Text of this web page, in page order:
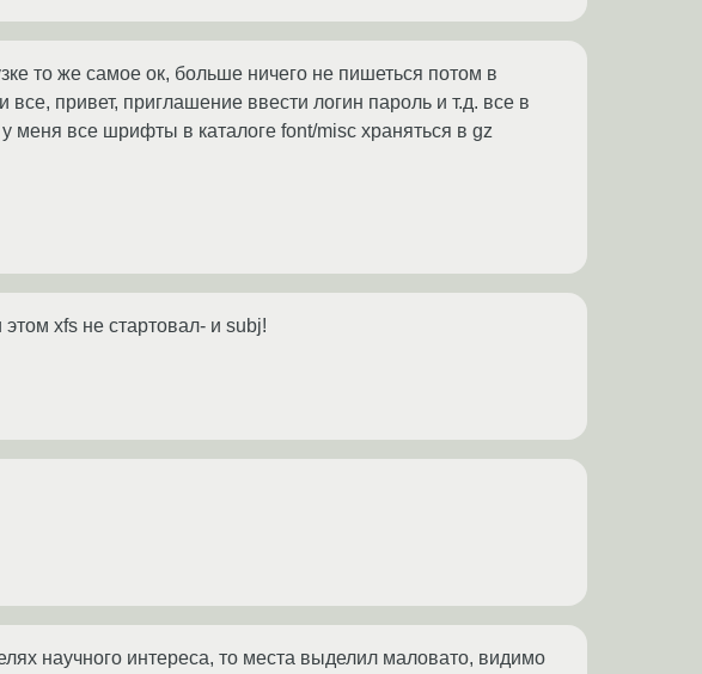
то же самое ок, больше ничего не пишеться потом в
привет, приглашение ввести логин пароль и т.д. все в
все шрифты в каталоге font/misc храняться в gz
xfs не стартовал- и subj!
научного интереса, то места выделил маловато, видимо